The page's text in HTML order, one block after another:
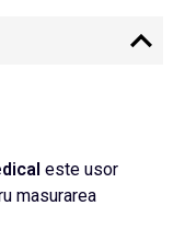
este usor
masurarea